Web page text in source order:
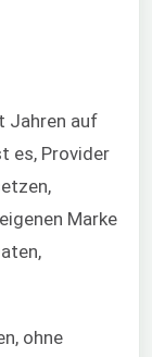
Jahren auf
es, Provider
Marke
ohne